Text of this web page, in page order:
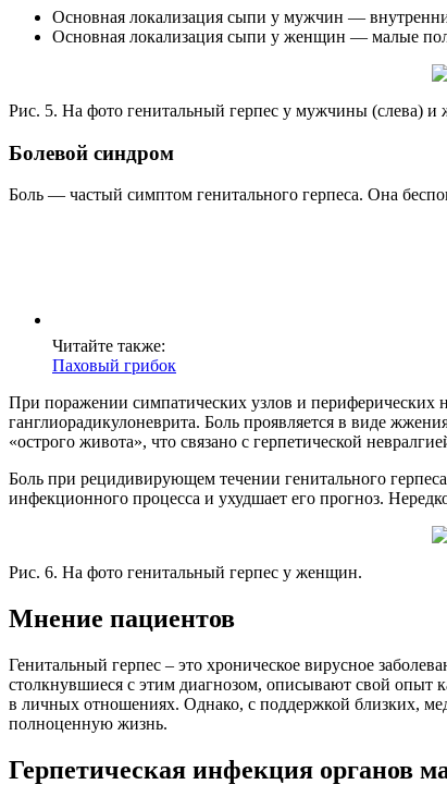
Основная локализация сыпи у мужчин —
Основная локализация сыпи у женщин — малые
Рис. 5. На фото генитальный герпес у мужчины (слева)
Болевой синдром
Боль — частый симптом генитального герпеса. Она
Читайте также:
Паховый грибок
При поражении симпатических узлов и периферических
ганглиорадикулоневрита. Боль проявляется в виде
«острого живота», что связано с герпетической
Боль при рецидивирующем течении генитального
инфекционного процесса и ухудшает его прогноз.
Рис. 6. На фото генитальный герпес у женщин.
Мнение пациентов
Генитальный герпес – это хроническое вирусное
столкнувшиеся с этим диагнозом, описывают свой опыт
в личных отношениях. Однако, с поддержкой близких,
полноценную жизнь.
Герпетическая инфекция органов